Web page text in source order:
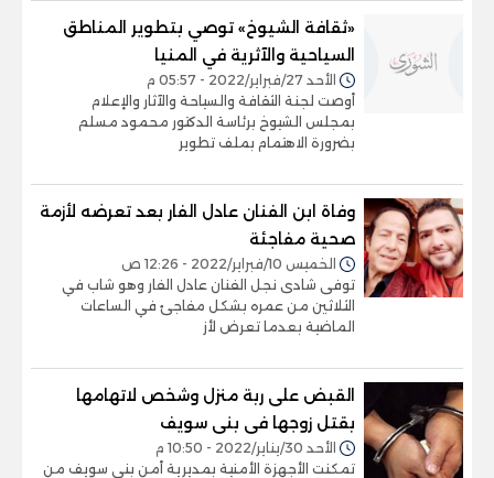
«ثقافة الشيوخ» توصي بتطوير المناطق
السياحية والآثرية في المنيا
الأحد 27/فبراير/2022 - 05:57 م
أوصت لجنة الثقافة والسياحة والآثار والإعلام
بمجلس الشيوخ برئاسة الدكتور محمود مسلم
بضرورة الاهتمام بملف تطوير
وفاة ابن الفنان عادل الفار بعد تعرضه لأزمة
صحية مفاجئة
الخميس 10/فبراير/2022 - 12:26 ص
توفى شادى نجل الفنان عادل الفار وهو شاب في
الثلاثين من عمره بشكل مفاجئ في الساعات
الماضية بعدما تعرض لأز
القبض على ربة منزل وشخص لاتهامها
بقتل زوجها فى بنى سويف
الأحد 30/يناير/2022 - 10:50 م
تمكنت الأجهزة الأمنية بمديرية أمن بنى سويف من